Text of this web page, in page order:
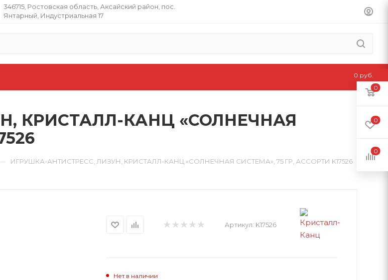
346715, Ростовская область​, Аксайский район, пос.
Янтарный, Индустриальная 17
КРИСТАЛЛ-КАНЦ «СОЛНЕЧНАЯ
ИГРУШКА-АНТИСТРЕСС, ЛИЗУН, КРИСТАЛЛ-КАНЦ «СОЛНЕЧНАЯ СИСТЕМА», 75 ГР, АССОРТИ K17526
Артикул: K17526
Нет в наличии
0
0
0
0 руб.